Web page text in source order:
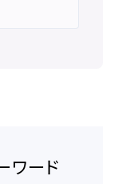
ワード